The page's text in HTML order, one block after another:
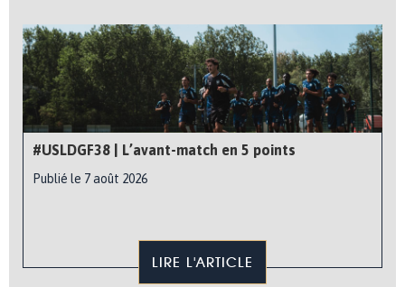
#USLDGF38 | L’avant-match en 5 points
Publié le 7 août 2026
LIRE L'ARTICLE